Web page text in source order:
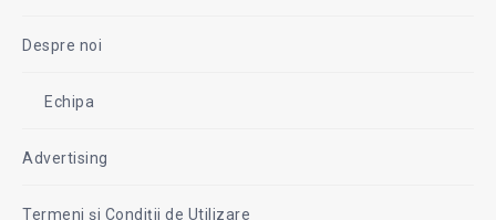
Despre noi
Echipa
Advertising
Termeni și Condiții de Utilizare